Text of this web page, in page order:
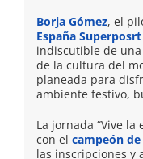
Borja Gómez, el
España Superposrt
indiscutible de
de la cultura del
planeada para
ambiente festivo,
La jornada “Vive
con el campeón de
las inscripciones y